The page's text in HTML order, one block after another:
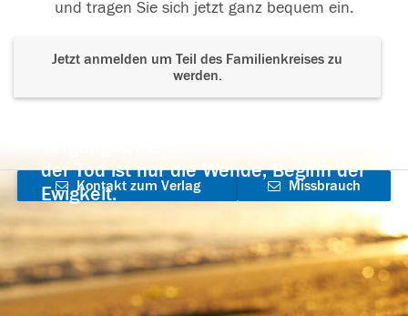
und tragen Sie sich jetzt ganz bequem ein.
Jetzt anmelden um Teil des Familienkreises zu
werden.
der Tod ist nur die Wende, Beginn der
Ewigkeit.
Kontakt zum Verlag
aufnehmen
Missbrauch